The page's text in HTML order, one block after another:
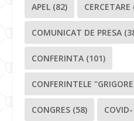
APEL (82) CERCETARE
COMUNICAT DE PRESA
CONFERINTA (101)
CONFERINTELE
CONGRES (58)